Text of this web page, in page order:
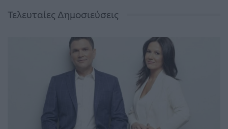
Τελευταίες Δημοσιεύσεις